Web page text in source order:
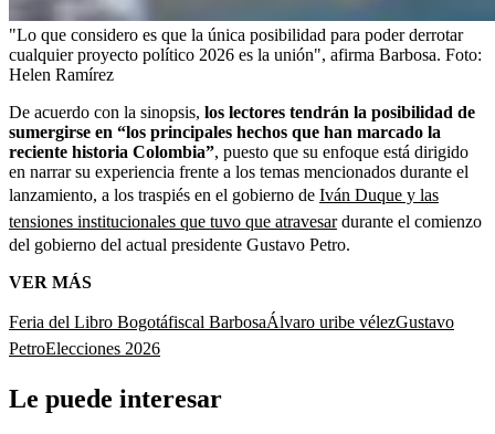
"Lo que considero es que la única posibilidad para poder derrotar
cualquier proyecto político 2026 es la unión", afirma Barbosa. Foto:
Helen Ramírez
De acuerdo con la sinopsis, los lectores tendrán la posibilidad de
sumergirse en “los principales hechos que han marcado la
reciente historia Colombia”, puesto que su enfoque está dirigido
en narrar su experiencia frente a los temas mencionados durante el
lanzamiento, a los traspiés en el gobierno de Iván Duque y las
tensiones institucionales que tuvo que atravesardurante el comienzo
del gobierno del actual presidente Gustavo Petro.
VER MÁS
Feria del Libro Bogotáfiscal BarbosaÁlvaro uribe vélezGustavo
PetroElecciones 2026
Le puede interesar